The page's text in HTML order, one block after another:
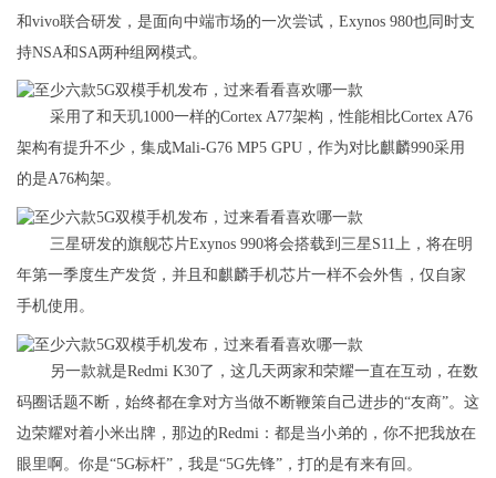
和vivo联合研发，是面向中端市场的一次尝试，Exynos 980也同时支
持NSA和SA两种组网模式。
采用了和天玑1000一样的Cortex A77架构，性能相比Cortex A76
架构有提升不少，集成Mali-G76 MP5 GPU，作为对比麒麟990采用
的是A76构架。
三星研发的旗舰芯片Exynos 990将会搭载到三星S11上，将在明
年第一季度生产发货，并且和麒麟手机芯片一样不会外售，仅自家
手机使用。
另一款就是Redmi K30了，这几天两家和荣耀一直在互动，在数
码圈话题不断，始终都在拿对方当做不断鞭策自己进步的“友商”。这
边荣耀对着小米出牌，那边的Redmi：都是当小弟的，你不把我放在
眼里啊。你是“5G标杆”，我是“5G先锋”，打的是有来有回。